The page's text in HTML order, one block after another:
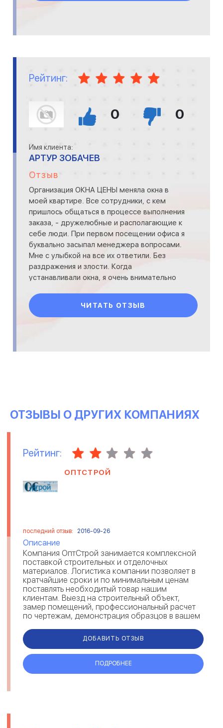
Рейтинг:
0 0
Имя клиента:
АРТУР ЗОБАЧЕВ
Отзыв
Организация ОКНА ЦЕНЫ меняла окна в
моей квартире. Все сотрудники, с кем
пришлось общаться в процессе выполнения
заказа, - дружелюбные и располагающие к
себе люди. При первом посещении офиса я
буквально засыпал менеджера вопросами.
Мне с улыбкой на все их ответили. Без
раздражения и злости. Когда
устанавливали окна, я очень внимательно
ЧИТАТЬ ОТЗЫВ
ОТЗЫВЫ О ДРУГИХ КОМПАНИЯХ
Рейтинг:
ОПТСТРОЙ
последний отзыв: 2016-09-26
Описание
Компания ОптСтрой занимается комплексной
поставкой строительных и отделочных
материалов. Логистика компании позволяет в
кратчайшие сроки и по минимальным ценам
поставлять необходитый товар нашим
клиентам. Выезд на строительный объект,
замер помещений, профессиональный расчет
по чертежам, демонстрация образцов в вашем
ДОБАВИТЬ ОТЗЫВ
ПОДРОБНЕЕ